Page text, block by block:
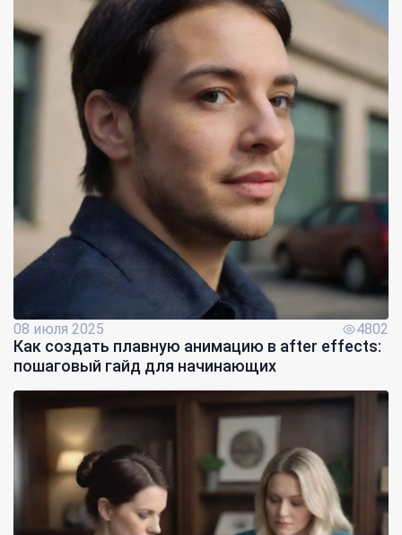
08 июля 2025 4802
Как создать плавную анимацию в after effects:
пошаговый гайд для начинающих